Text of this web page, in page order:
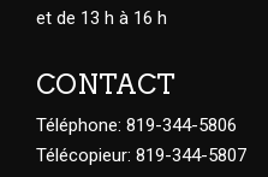
et de 13 h à 16 h
CONTACT
Téléphone: 819-344-5806
Télécopieur: 819-344-5807